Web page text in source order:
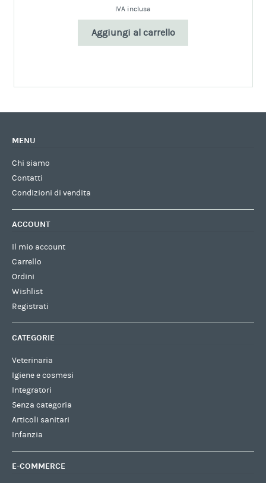
IVA inclusa
Aggiungi al carrello
MENU
Chi siamo
Contatti
Condizioni di vendita
ACCOUNT
Il mio account
Carrello
Ordini
Wishlist
Registrati
CATEGORIE
Veterinaria
Igiene e cosmesi
Integratori
Senza categoria
Articoli sanitari
Infanzia
E-COMMERCE